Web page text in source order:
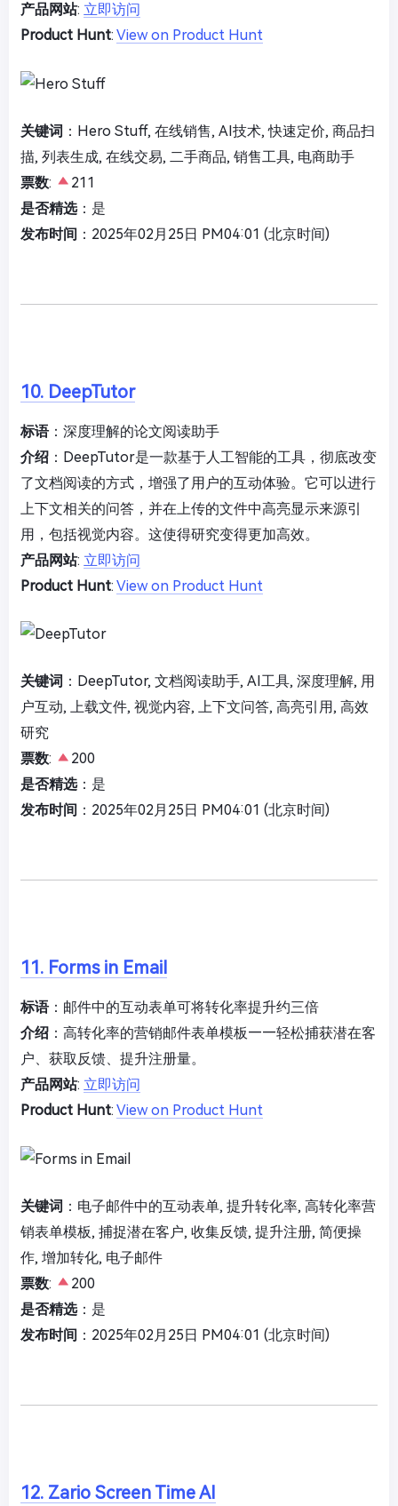
产品网站: 立即访问
Product Hunt: View on Product Hunt
关键词 ：Hero Stuff, 在线销售, AI技术, 快速定价, 商品扫
描, 列表生成, 在线交易, 二手商品, 销售工具, 电商助手
票数:
211
是否精选：是
发布时间 ：2025年02月25日 PM04:01 (北京时间)
10. DeepTutor
标语：深度理解的论文阅读助手
介绍 ：DeepTutor是一款基于人工智能的工具，彻底改变
了文档阅读的方式，增强了用户的互动体验。它可以进行
上下文相关的问答，并在上传的文件中高亮显示来源引
用，包括视觉内容。这使得研究变得更加高效。
产品网站: 立即访问
Product Hunt: View on Product Hunt
关键词 ：DeepTutor, 文档阅读助手, AI工具, 深度理解, 用
户互动, 上载文件, 视觉内容, 上下文问答, 高亮引用, 高效
研究
票数:
200
是否精选：是
发布时间 ：2025年02月25日 PM04:01 (北京时间)
11. Forms in Email
标语：邮件中的互动表单可将转化率提升约三倍
介绍 ：高转化率的营销邮件表单模板——轻松捕获潜在客
户、获取反馈、提升注册量。
产品网站: 立即访问
Product Hunt: View on Product Hunt
关键词 ：电子邮件中的互动表单, 提升转化率, 高转化率营
销表单模板, 捕捉潜在客户, 收集反馈, 提升注册, 简便操
作, 增加转化, 电子邮件
票数:
200
是否精选：是
发布时间 ：2025年02月25日 PM04:01 (北京时间)
12. Zario Screen Time AI